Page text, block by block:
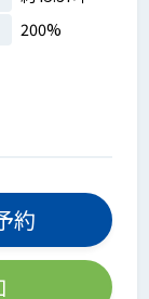
200%
約